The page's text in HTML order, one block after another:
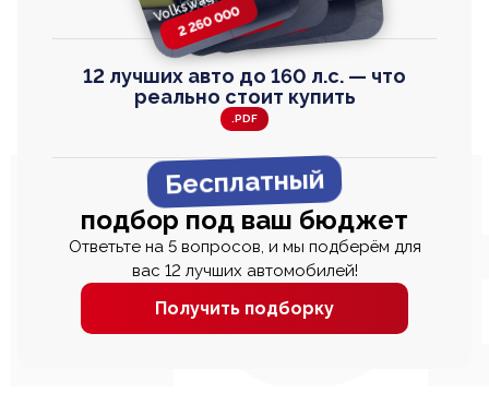
2 260 000
2 820 000
2 820 000
2 670 000
12 лучших авто до 160 л.с. — что
реально стоит купить
.PDF
Бесплатный
подбор под ваш бюджет
Ответьте на 5 вопросов, и мы подберём для
вас 12 лучших автомобилей!
Получить подборку